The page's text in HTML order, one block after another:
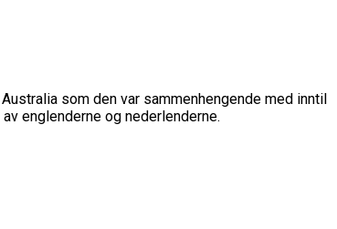
som den var sammenhengende med inntil
englenderne og nederlenderne.